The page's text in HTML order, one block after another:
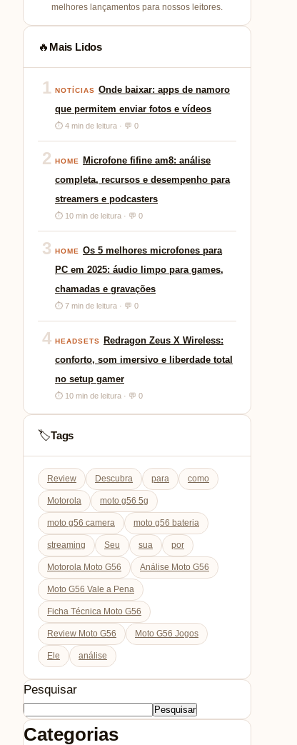
melhores lançamentos para nossos leitores.
🔥 Mais Lidos
1 NOTÍCIAS Onde baixar: apps de namoro
que permitem enviar fotos e vídeos
⏱ 4 min de leitura · 💬 0
2 HOME
Microfone fifine am8: análise
completa, recursos e desempenho para
streamers e podcasters
⏱ 10 min de leitura · 💬 0
3 HOME
Os 5 melhores microfones para
PC em 2025: áudio limpo para games,
chamadas e gravações
⏱ 7 min de leitura · 💬 0
4 HEADSETS
Redragon Zeus X Wireless:
conforto, som imersivo e liberdade total
no setup gamer
⏱ 10 min de leitura · 💬 0
🏷️Tags
Review Descubra para como
Motorola moto g56 5g
moto g56 camera moto g56 bateria
streaming Seu sua por
Motorola Moto G56 Análise Moto G56
Moto G56 Vale a Pena
Ficha Técnica Moto G56
Review Moto G56 Moto G56 Jogos
Ele análise
Pesquisar
Pesquisar
Categorias